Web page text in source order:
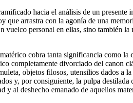
hacia el análisis de un
que arrastra con la agonía de una
vuelco personal en ellas, sino también
cobra tanta significancia como
completamente divorciado del canon
objetos filosos, utensilios dados a
y, por consiguiente, la pulpa
y al deshecho emanado de aquellos